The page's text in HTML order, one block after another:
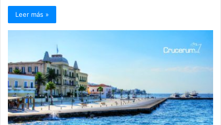
Leer más »